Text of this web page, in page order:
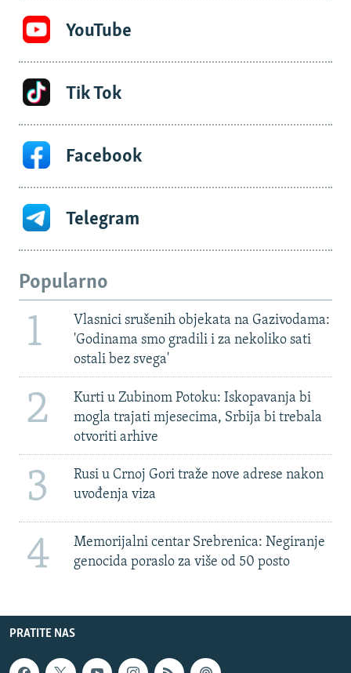
YouTube
Tik Tok
Facebook
Telegram
Popularno
1
Vlasnici srušenih objekata na Gazivodama:
'Godinama smo gradili i za nekoliko sati
ostali bez svega'
2
Kurti u Zubinom Potoku: Iskopavanja bi
mogla trajati mjesecima, Srbija bi trebala
otvoriti arhive
3
Rusi u Crnoj Gori traže nove adrese nakon
uvođenja viza
4
Memorijalni centar Srebrenica: Negiranje
genocida poraslo za više od 50 posto
PRATITE NAS